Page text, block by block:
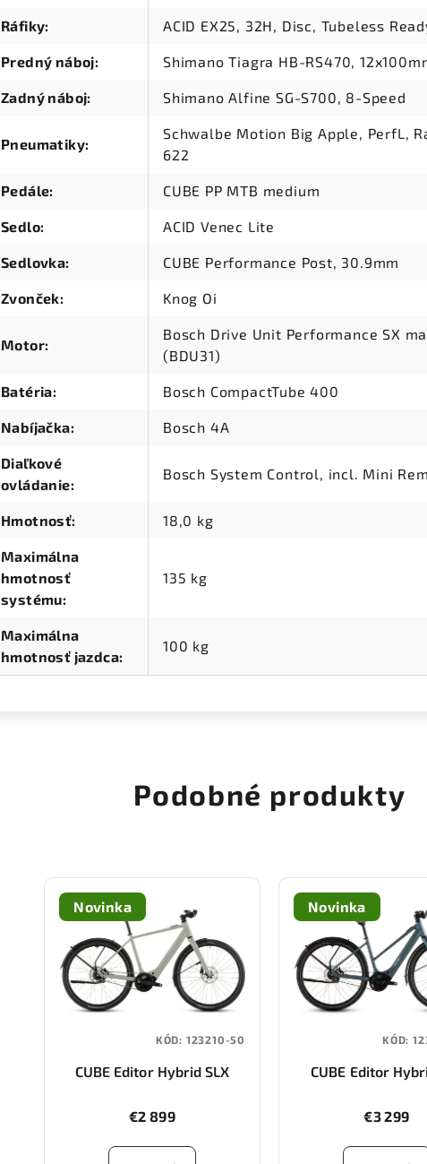
Ráfiky: ACID EX25, 32H, Disc, Tubeless
Predný náboj: Shimano Tiagra HB-RS470,
Zadný náboj: Shimano Alfine SG-S700, 8-Speed
Pneumatiky:
Schwalbe Motion Big Apple, PerfL,
622
Pedále: CUBE PP MTB medium
Sedlo: ACID Venec Lite
Sedlovka: CUBE Performance Post, 30.9mm
Zvonček: Knog Oi
Motor:
Bosch Drive Unit Performance SX
(BDU31)
Batéria: Bosch CompactTube 400
Nabíjačka: Bosch 4A
Diaľkové
ovládanie:
Bosch System Control, incl. Mini
Hmotnosť: 18,0 kg
Maximálna
hmotnosť
systému:
135 kg
Maximálna
hmotnosť jazdca:
100 kg
Podobné produkty
Novinka
CUBE Editor Hybrid SLX
(reedbeige/chrome)
€2 899
KÓD: 123210-50
Novinka
CUBE Editor
(smaragdgrey/
€3 299
KÓD: